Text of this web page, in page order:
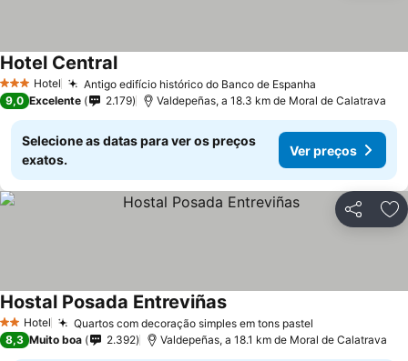
3 EstrelasHotel Antigo edifício histórico do Banco de Espanha
Hotel Central
9,0 Excelente 2.179 Valdepeñas, a 18.3 km de Moral de Calatrava
Selecione as datas para ver os preços
exatos.
Ver preços
Partilhar
2 Estrelas
Hotel Quartos com decoração simples em tons pastel
Hostal Posada Entreviñas
8,3 Muito boa 2.392 Valdepeñas, a 18.1 km de Moral de Calatrava